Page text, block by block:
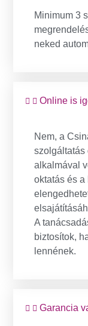
Minimum 3
neked
Online is
Nem, a
szolgáltatás
alkalmával
oktatás és
A
biztosítok,
lennének.
Garancia